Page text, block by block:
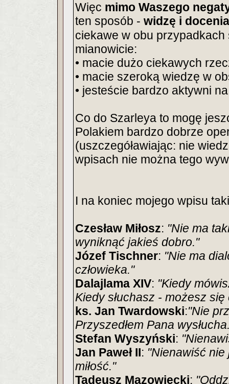
Więc mimo Waszego
ten sposób - widzę i
ciekawe w obu
mianowicie:
• macie dużo ciekawych
• macie szeroką wiedzę w
• jesteście bardzo aktywni
Co do Szarleya to mogę
Polakiem bardzo dobrze
(uszczegóławiając: nie
wpisach nie można tego
I na koniec mojego wpisu
Czesław Miłosz: "Nie ma
wyniknąć jakieś dobro."
Józef Tischner: "Nie ma
człowieka."
Dalajlama XIV: "Kiedy
Kiedy słuchasz - możesz
ks. Jan Twardowski:"Nie
Przyszedłem Pana
Stefan Wyszyński:
Jan Paweł II: "Nienawiść nie
miłość."
Tadeusz Mazowiecki: